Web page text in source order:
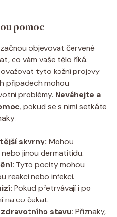
pomoc
objevovat červené
co vám vaše tělo říká.
tyto kožní projevy
případech mohou
problémy. Neváhejte a
, pokud se s nimi setkáte
skvrny: Mohou
jinou dermatitidu.
Tyto pocity mohou
reakci nebo infekci.
Pokud přetrvávají i po
na co čekat.
stavu: Příznaky,